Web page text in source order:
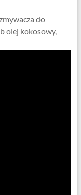
do
olej kokosowy,